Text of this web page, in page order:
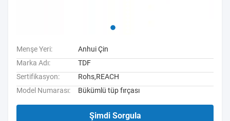
Menşe Yeri:
Anhui Çin
Marka Adı:
TDF
Sertifikasyon:
Rohs,REACH
Model Numarası:
Bükümlü tüp fırçası
Şimdi Sorgula